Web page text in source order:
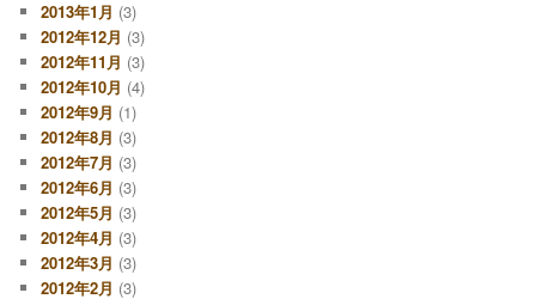
2013年1月 (3)
2012年12月 (3)
2012年11月 (3)
2012年10月 (4)
2012年9月 (1)
2012年8月 (3)
2012年7月 (3)
2012年6月 (3)
2012年5月 (3)
2012年4月 (3)
2012年3月 (3)
2012年2月 (3)